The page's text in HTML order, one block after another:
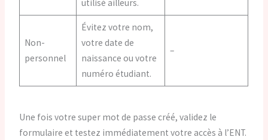
utilisé ailleurs.
Non-
personnel
Évitez votre nom,
votre date de
naissance ou votre
numéro étudiant.
–
Une fois votre super mot de passe créé, validez le
formulaire et testez immédiatement votre accès à l’ENT.